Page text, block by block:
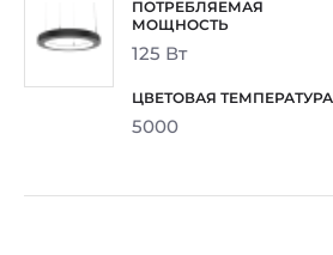
125 Вт
5000